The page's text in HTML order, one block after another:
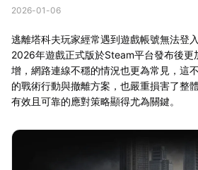
2026-01-06
逃離塔科夫玩家經常遇到遊戲帳號無法登
2026年遊戲正式版於Steam平台發布後更
增，網路連線不穩的情況也更為常見，這
的戰術行動與撤離方案，也嚴重損害了整
有效且可靠的應對策略顯得尤為關鍵。